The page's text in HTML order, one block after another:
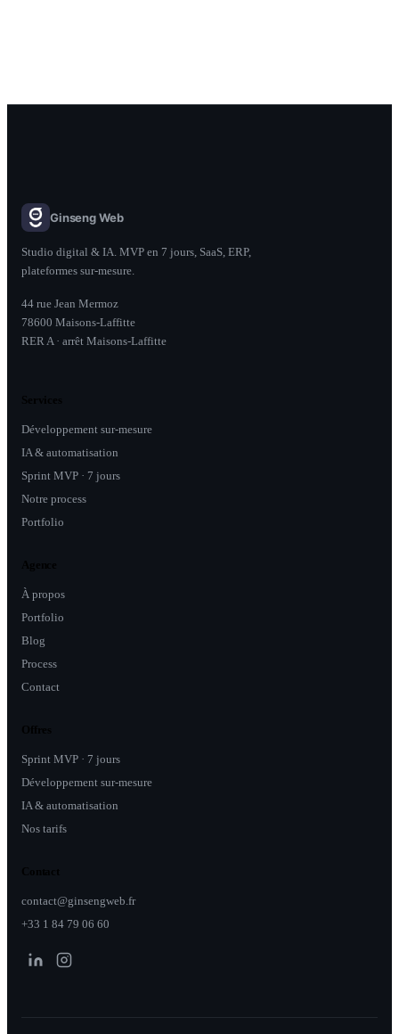
Ginseng Web
Studio digital & IA. MVP en 7 jours, SaaS, ERP,
plateformes sur-mesure.
44 rue Jean Mermoz
78600 Maisons-Laffitte
RER A · arrêt Maisons-Laffitte
Développement sur-mesure
IA & automatisation
Sprint MVP · 7 jours
Notre process
Portfolio
À propos
Portfolio
Blog
Process
Contact
Sprint MVP · 7 jours
Développement sur-mesure
IA & automatisation
Nos tarifs
contact@ginsengweb.fr
+33 1 84 79 06 60